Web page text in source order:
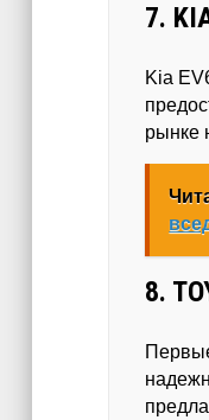
7.
Kia
рынке
8.